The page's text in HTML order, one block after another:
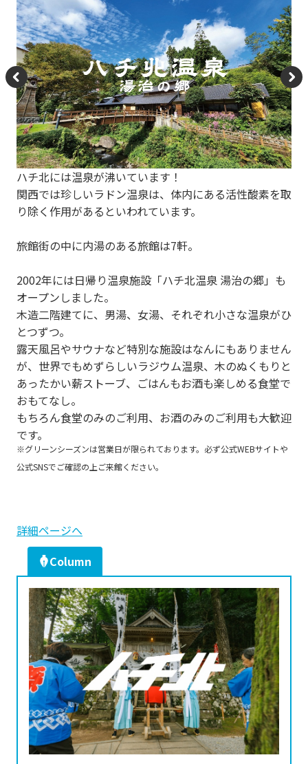
P
re
vi
o
u
s
N
e
xt
ハチ北には温泉が沸いています！
関西では珍しいラドン温泉は、体内にある活性酸素を取
り除く作用があるといわれています。
旅館街の中に内湯のある旅館は7軒。
2002年には日帰り温泉施設「ハチ北温泉 湯治の郷」も
オープンしました。
木造二階建てに、男湯、女湯、それぞれ小さな温泉がひ
とつずつ。
露天風呂やサウナなど特別な施設はなんにもありません
が、世界でもめずらしいラジウム温泉、木のぬくもりと
あったかい薪ストーブ、ごはんもお酒も楽しめる食堂で
おもてなし。
もちろん食堂のみのご利用、お酒のみのご利用も大歓迎
です。
※グリーンシーズンは営業日が限られております。必ず公式WEBサイトや
公式SNSでご確認の上ご来館ください。
詳細ページへ
Column